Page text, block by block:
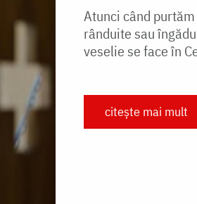
Atunci când
rânduite sau
veselie se face în
citește mai mult